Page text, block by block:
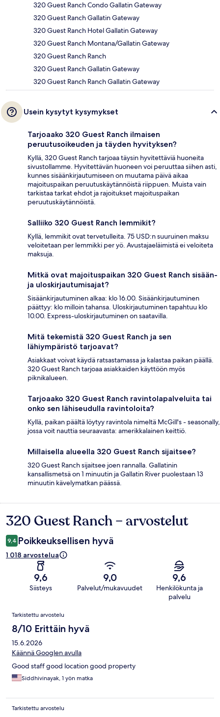
320 Guest Ranch Condo Gallatin Gateway
320 Guest Ranch Gallatin Gateway
320 Guest Ranch Hotel Gallatin Gateway
320 Guest Ranch Montana/Gallatin Gateway
320 Guest Ranch Ranch
320 Guest Ranch Gallatin Gateway
320 Guest Ranch Ranch Gallatin Gateway
Usein kysytyt kysymykset
Tarjoaako 320 Guest Ranch ilmaisen
peruutusoikeuden ja täyden hyvityksen?
Kyllä, 320 Guest Ranch tarjoaa täysin hyvitettäviä huoneita
sivustollamme. Hyvitettävän huoneen voi peruuttaa siihen asti,
kunnes sisäänkirjautumiseen on muutama päivä aikaa
majoituspaikan peruutuskäytännöistä riippuen. Muista vain
tarkistaa tarkat ehdot ja rajoitukset majoituspaikan
peruutuskäytännöistä.
Salliiko 320 Guest Ranch lemmikit?
Kyllä, lemmikit ovat tervetulleita. 75 USD:n suuruinen maksu
veloitetaan per lemmikki per yö. Avustajaeläimistä ei veloiteta
maksuja.
Mitkä ovat majoituspaikan 320 Guest Ranch sisään-
ja uloskirjautumisajat?
Sisäänkirjautuminen alkaa: klo 16.00. Sisäänkirjautuminen
päättyy: klo milloin tahansa. Uloskirjautuminen tapahtuu klo
10.00. Express-uloskirjautuminen on saatavilla.
Mitä tekemistä 320 Guest Ranch ja sen
lähiympäristö tarjoavat?
Asiakkaat voivat käydä ratsastamassa ja kalastaa paikan päällä.
320 Guest Ranch tarjoaa asiakkaiden käyttöön myös
piknikalueen.
Tarjoaako 320 Guest Ranch ravintolapalveluita tai
onko sen lähiseudulla ravintoloita?
Kyllä, paikan päältä löytyy ravintola nimeltä McGill's - seasonally,
jossa voit nauttia seuraavasta: amerikkalainen keittiö.
Millaisella alueella 320 Guest Ranch sijaitsee?
320 Guest Ranch sijaitsee joen rannalla. Gallatinin
kansallismetsä on 1 minuutin ja Gallatin River puolestaan 13
minuutin kävelymatkan päässä.
Arvostelut
320 Guest Ranch – arvostelut
9,4 Poikkeuksellisen hyvä
1 018 arvostelua
9,6
Siisteys
9,0
Palvelut/mukavuudet
9,6
Henkilökunta ja
palvelu
Arvostelut
Tarkistettu arvostelu
8/10 Erittäin hyvä
15.6.2026
Käännä Googlen avulla
Good staff good location good property
Siddhivinayak, 1 yön matka
Tarkistettu arvostelu